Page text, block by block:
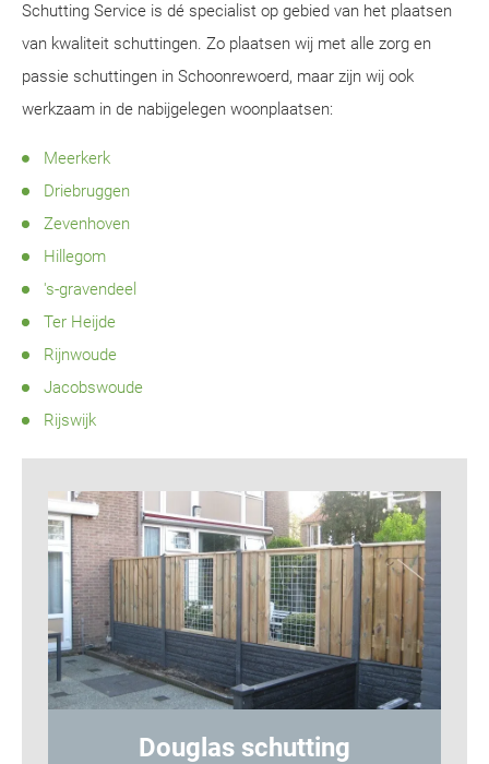
Schutting Service is dé specialist op gebied van het plaatsen
van kwaliteit schuttingen. Zo plaatsen wij met alle zorg en
passie schuttingen in Schoonrewoerd, maar zijn wij ook
werkzaam in de nabijgelegen woonplaatsen:
Meerkerk
Driebruggen
Zevenhoven
Hillegom
's-gravendeel
Ter Heijde
Rijnwoude
Jacobswoude
Rijswijk
Hout-betonschutting